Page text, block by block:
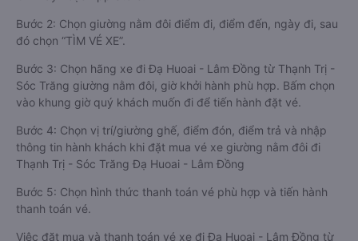
Bước 2: Chọn giường nằm đôi điểm đi, điểm đến, ngày đi, sau
đó chọn “TÌM VÉ XE”.
Bước 3: Chọn hãng xe đi Đạ Huoai - Lâm Đồng từ Thạnh Trị -
Sóc Trăng giường nằm đôi, giờ khởi hành phù hợp. Bấm chọn
vào khung giờ quý khách muốn đi để tiến hành đặt vé.
Bước 4: Chọn vị trí/giường ghế, điểm đón, điểm trả và nhập
thông tin hành khách khi đặt mua vé xe giường nằm đôi đi
Thạnh Trị - Sóc Trăng Đạ Huoai - Lâm Đồng
Bước 5: Chọn hình thức thanh toán vé phù hợp và tiến hành
thanh toán vé.
Việc đặt mua và thanh toán vé xe đi Đạ Huoai - Lâm Đồng từ